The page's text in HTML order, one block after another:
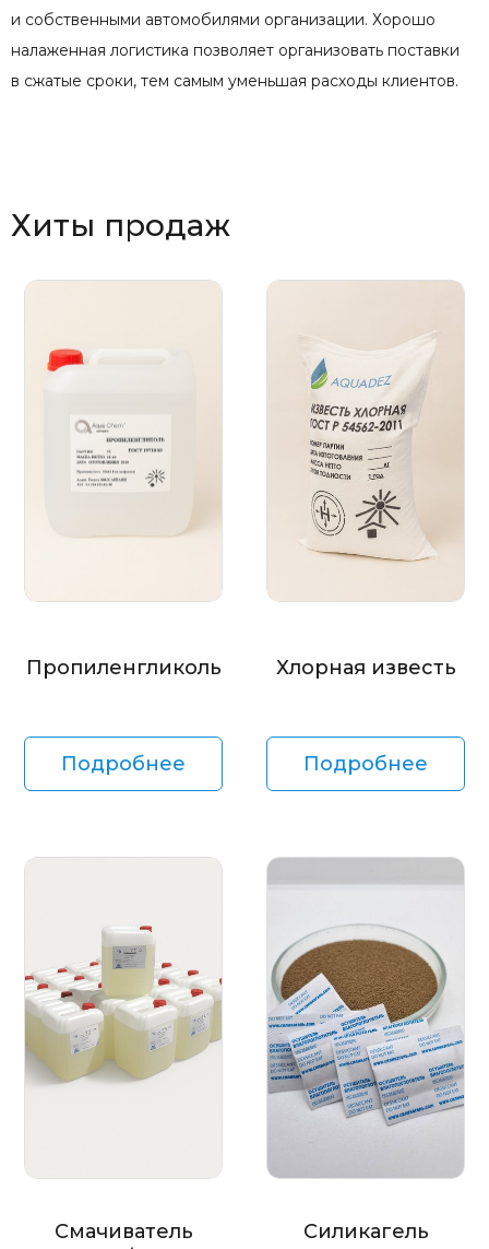
и собственными автомобилями организации. Хорошо
налаженная логистика позволяет организовать поставки
в сжатые сроки, тем самым уменьшая расходы клиентов.
Хиты продаж
Пропиленгликоль
Подробнее
Хлорная известь
Подробнее
Смачиватель
Силикагель